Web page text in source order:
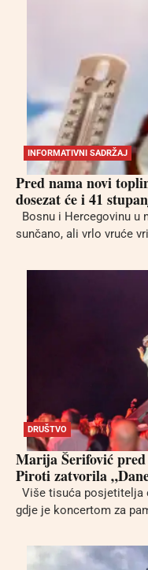
INFORMATIVNI SADRŽAJ
Pred nama novi
dosezat će i 41
Bosnu i Hercegovinu u
sunčano, ali vrlo vruće
DRUŠTVO
Marija Šerifović
Piroti zatvorila
Više tisuća posjetitelja
gdje je koncertom za